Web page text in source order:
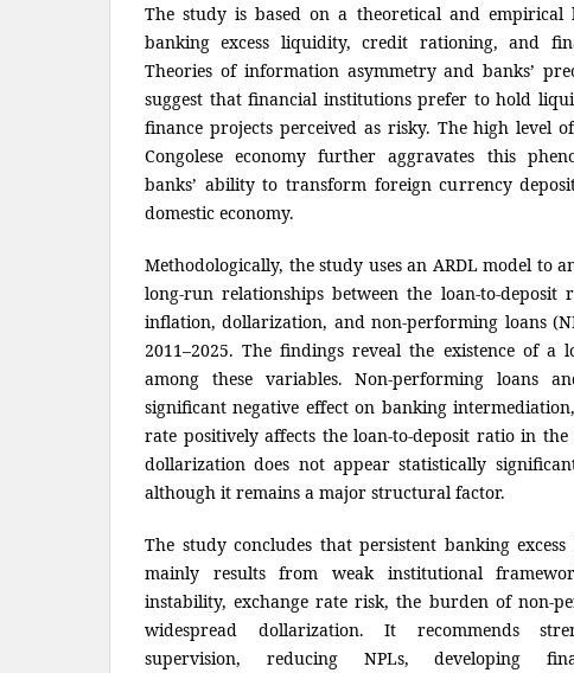
The study is based on a theoretical and
banking excess liquidity, credit rationing, and
Theories of information asymmetry and banks’
suggest that financial institutions prefer to hold
finance projects perceived as risky. The high level
Congolese economy further aggravates this
banks’ ability to transform foreign currency
domestic economy.
Methodologically, the study uses an ARDL model to
long-run relationships between the loan-to-deposit
inflation, dollarization, and non-performing loans
2011–2025. The findings reveal the existence of a
among these variables. Non-performing loans
significant negative effect on banking
rate positively affects the loan-to-deposit ratio in
dollarization does not appear statistically
although it remains a major structural factor.
The study concludes that persistent banking
mainly results from weak institutional
instability, exchange rate risk, the burden of non-
widespread dollarization. It recommends
supervision, reducing NPLs, developing